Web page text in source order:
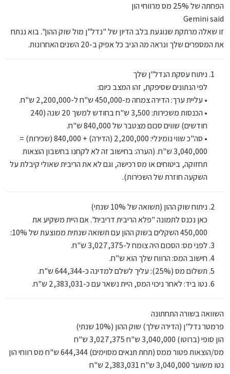
הפחתה של 25% מס מרווחי הון
Gemini said
זו שאלה מרתקת שנוגעת בלב הדיון של "נדל"ן מול שוק ההון". בוא ננתח
את המספרים שלך ונראה מה הניב כל אפיק ב-20 השנים האחרונות.
ניתוח עסקת הנדל"ן שלך
לפי הנתונים שסיפקת, זהו המצב כיום:
• עליית ערך: הדירה צמחה מ-450,000 ש"ח ל-2,200,000 ש"ח.
• הכנסות משכירות: 3,500 ש"ח בחודש למשך 20 שנה (240
חודשים) שווים סכום מצטבר של 840,000 ש"ח.
• סה"כ שווי נומינלי: 2,200,000 (הדירה) + 840,000 (שכירות) =
3,040,000 ש"ח. (הערה: בחישוב זה לא לקחנו בחשבון הוצאות
תחזוקה, ביטוחים או מס רכישה, וגם לא את הריבית שאולי קיבלת על
השקעה חוזרת של השכירות).
ניתוח שוק ההון (תשואה של 10% שנתי)
כאן נכנס לתמונה "פלא הריבית דריבית". אם היית משקיע את
450,000 השקלים בשוק ההון עם תשואה שנתית ממוצעת של 10%:
לפני מס: הסכום היה צומח ל-3,027,375 ש"ח.
חישוב המס: הרווח שלך הוא ש"ח.
תשלום מס (25%): עליך לשלם למדינה כ-644,344 ש"ח.
נטו ביד: לאחר ניכוי המס, היית נשאר עם כ-2,383,031 ש"ח.
השוואה בשורה התחתונה
פרמטר נדל"ן (הדירה שלך) שוק ההון (10% שנתי)
הון סופי (ברוטו) 3,040,000 ש"ח 3,027,375 ש"ח
מס/הוצאות פטור ממס (תחת תנאים מסוימים) 644,344 ש"ח מס רווחי הון
נטו משוער 3,040,000 ש"ח 2,383,031 ש"ח